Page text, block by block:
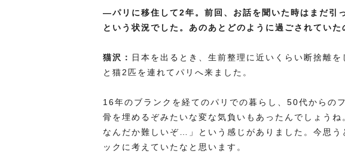
―パリに移住して2年。前回、お話を聞いた時はまだ引
という状況でした。あのあとどのように過ごされていた
猫沢： 日本を出るとき、生前整理に近いくらい断捨離
と猫2匹を連れてパリへ来ました。
16年のブランクを経てのパリでの暮らし、50代からの
骨を埋めるぞみたいな変な気負いもあったんでしょう
なんだか難しいぞ…」という感じがありました。今思う
ックに考えていたなと思います。